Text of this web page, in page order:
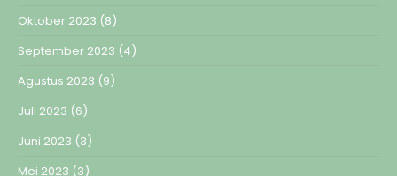
Oktober 2023 (8)
September 2023 (4)
Agustus 2023 (9)
Juli 2023 (6)
Juni 2023 (3)
Mei 2023 (3)